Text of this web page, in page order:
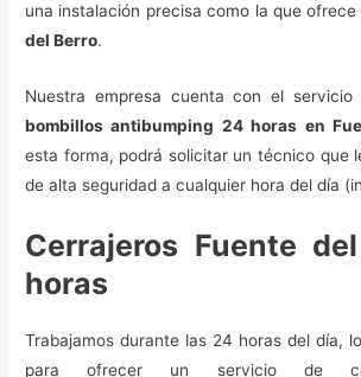
una instalación precisa como la que ofrece
del Berro.
Nuestra empresa cuenta con el
bombillos antibumping 24 horas en
esta forma, podrá solicitar un técnico que
de alta seguridad a cualquier hora del día
Cerrajeros Fuente
horas
Trabajamos durante las 24 horas del día,
para ofrecer un servicio de